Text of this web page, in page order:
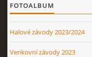
FOTOALBUM
Halové závody 2023/2024
Venkovní závody 2023